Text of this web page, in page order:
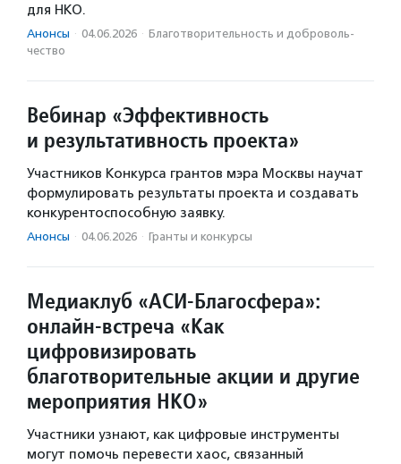
для НКО.
Анонсы · 04.06.2026 · Благотвори­тель­ность и доброволь­
чест­во
Вебинар «Эффективность
и результативность проекта»
Участников Конкурса грантов мэра Москвы научат
формулировать результаты проекта и создавать
конкурентоспособную заявку.
Анонсы · 04.06.2026 · Гранты и конкурсы
Медиаклуб «АСИ-Благосфера»:
онлайн-встреча «Как
цифровизировать
благотворительные акции и другие
мероприятия НКО»
Участники узнают, как цифровые инструменты
могут помочь перевести хаос, связанный